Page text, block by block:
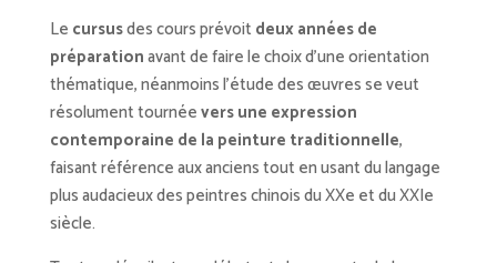
Le cursusdes cours prévoit deux années de
préparationavant de faire le choix d’une orientation
thématique, néanmoins l’étude des œuvres se veut
résolument tournéevers une expression
contemporaine de la peinture traditionnelle,
faisant référence aux anciens tout en usant du langage
plus audacieux des peintres chinois du XXe et du XXIe
siècle.